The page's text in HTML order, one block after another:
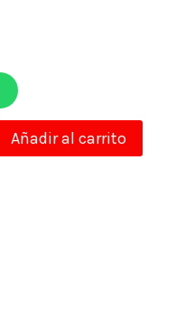
Añadir al carrito